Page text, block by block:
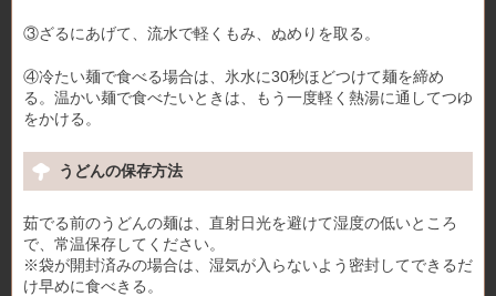
③ざるにあげて、流水で軽くもみ、ぬめりを取る。
④冷たい麺で食べる場合は、氷水に30秒ほどつけて麺を締め
る。温かい麺で食べたいときは、もう一度軽く熱湯に通してつゆ
をかける。
うどんの保存方法
茹でる前のうどんの麺は、直射日光を避けて湿度の低いところ
で、常温保存してください。
※袋が開封済みの場合は、湿気が入らないよう密封してできるだ
け早めに食べきる。